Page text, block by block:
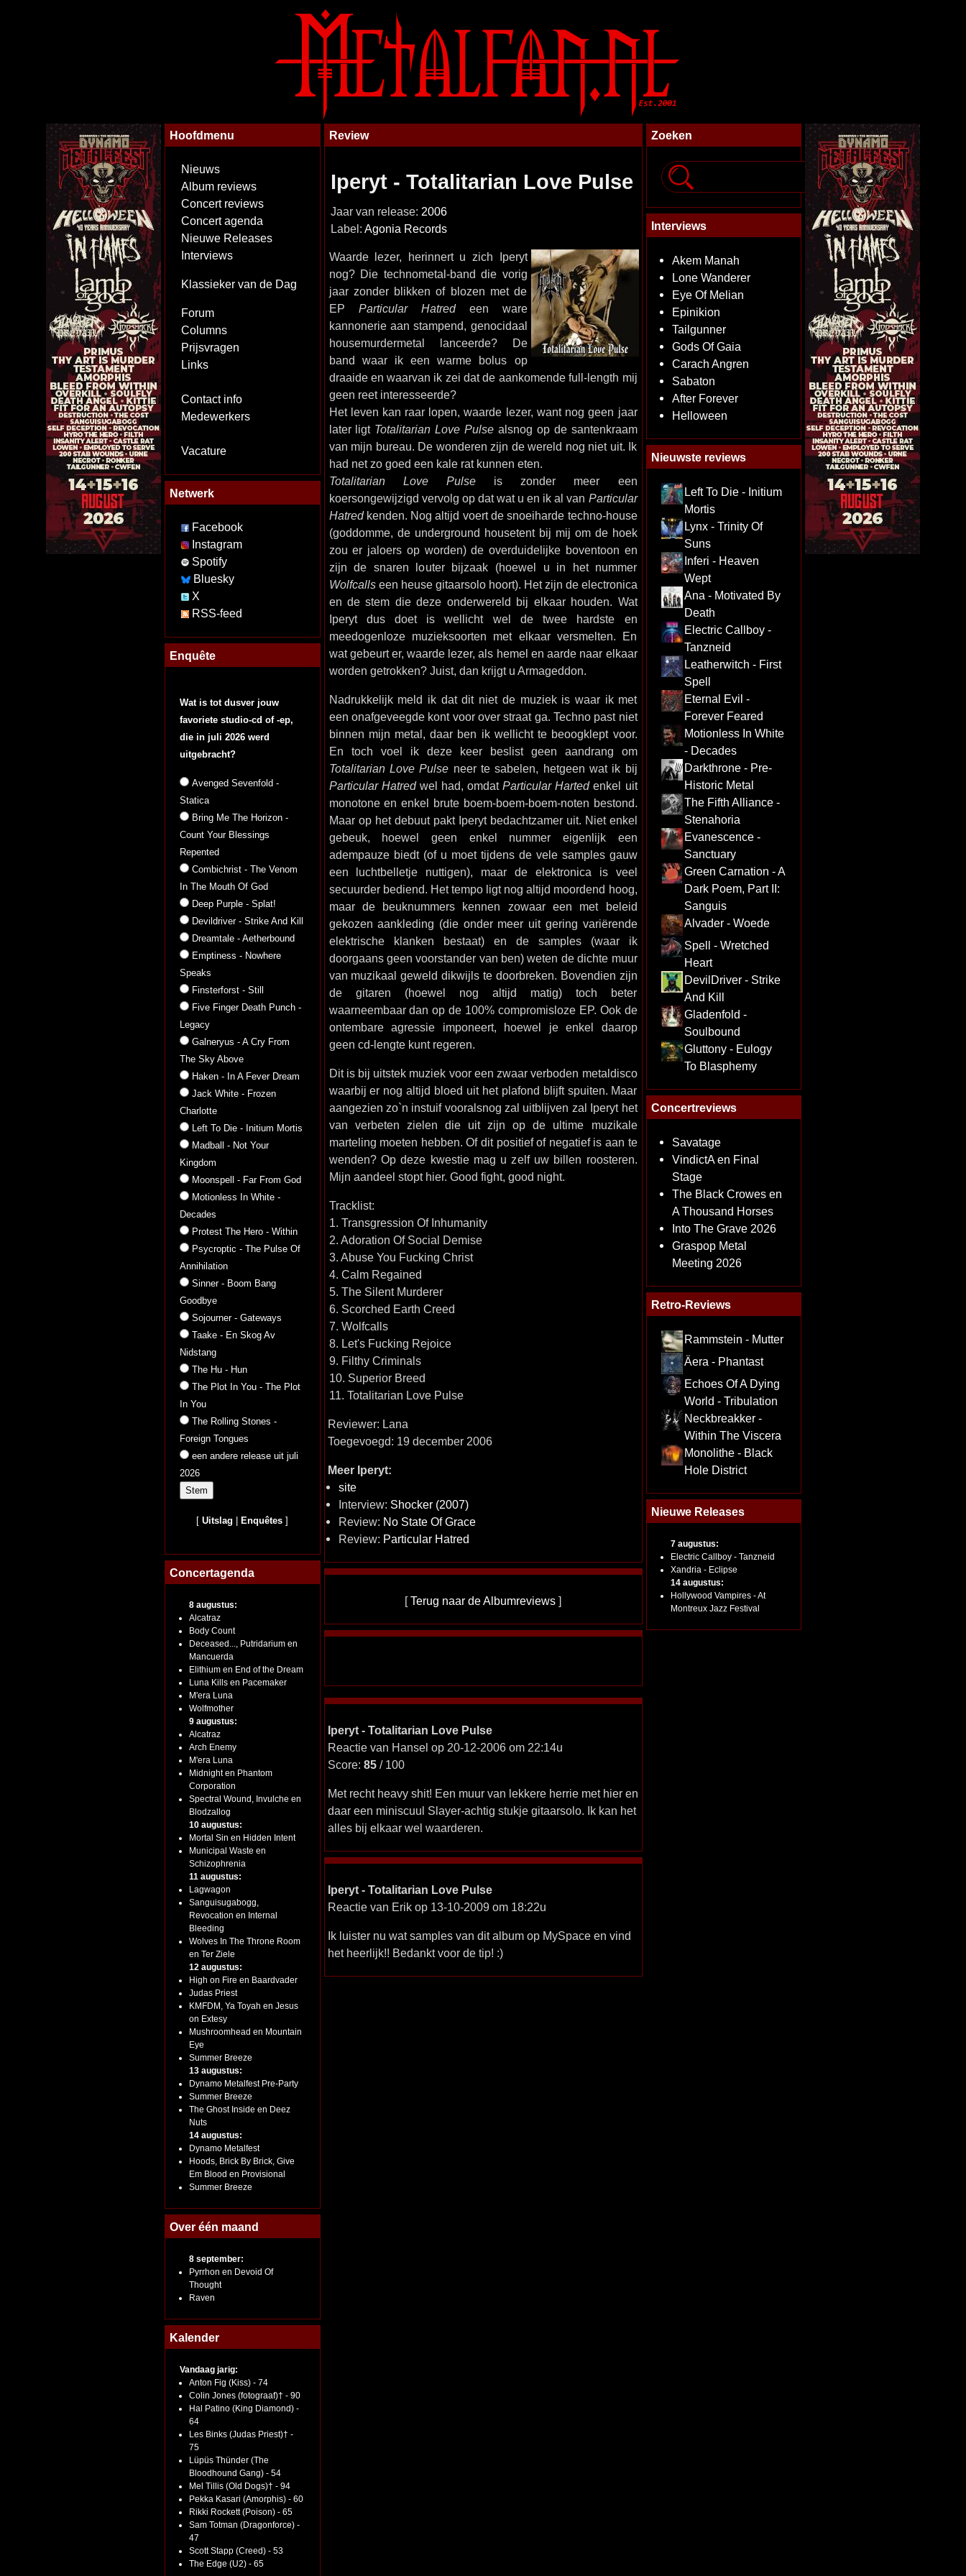
Hoofdmenu
Nieuws
Album reviews
Concert reviews
Concert agenda
Nieuwe Releases
Interviews
Klassieker van de Dag
Forum
Columns
Prijsvragen
Links
Contact info
Medewerkers
Vacature
Netwerk
Facebook
Instagram
Spotify
Bluesky
X
RSS-feed
Enquête
Wat is tot dusver jouw
favoriete studio-cd of -ep,
die in juli 2026 werd
uitgebracht?
Avenged Sevenfold -
Statica
Bring Me The Horizon -
Count Your Blessings
Repented
Combichrist - The Venom
In The Mouth Of God
Deep Purple - Splat!
Devildriver - Strike And Kill
Dreamtale - Aetherbound
Emptiness - Nowhere
Speaks
Finsterforst - Still
Five Finger Death Punch -
Legacy
Galneryus - A Cry From
The Sky Above
Haken - In A Fever Dream
Jack White - Frozen
Charlotte
Left To Die - Initium Mortis
Madball - Not Your
Kingdom
Moonspell - Far From God
Motionless In White -
Decades
Protest The Hero - Within
Psycroptic - The Pulse Of
Annihilation
Sinner - Boom Bang
Goodbye
Sojourner - Gateways
Taake - En Skog Av
Nidstang
The Hu - Hun
The Plot In You - The Plot
In You
The Rolling Stones -
Foreign Tongues
een andere release uit juli
2026
[Uitslag Enquêtes ]
Concertagenda
8 augustus:
Alcatraz
Body Count
Deceased..., Putridarium en
Mancuerda
Elithium en End of the Dream
Luna Kills en Pacemaker
M'era Luna
Wolfmother
9 augustus:
Alcatraz
Arch Enemy
M'era Luna
Midnight en Phantom
Corporation
Spectral Wound, Invulche en
Blodzallog
10 augustus:
Mortal Sin en Hidden Intent
Municipal Waste en
Schizophrenia
11 augustus:
Lagwagon
Sanguisugabogg,
Revocation en Internal
Bleeding
Wolves In The Throne Room
en Ter Ziele
12 augustus:
High on Fire en Baardvader
Judas Priest
KMFDM, Ya Toyah en Jesus
on Extesy
Mushroomhead en Mountain
Eye
Summer Breeze
13 augustus:
Dynamo Metalfest Pre-Party
Summer Breeze
The Ghost Inside en Deez
Nuts
14 augustus:
Dynamo Metalfest
Hoods, Brick By Brick, Give
Em Blood en Provisional
Summer Breeze
Over één maand
8 september:
Pyrrhon en Devoid Of
Thought
Raven
Kalender
Vandaag jarig:
Anton Fig (Kiss) - 74
Colin Jones (fotograaf)† - 90
Hal Patino (King Diamond) -
64
Les Binks (Judas Priest)† -
75
Lüpüs Thünder (The
Bloodhound Gang) - 54
Mel Tillis (Old Dogs)† - 94
Pekka Kasari (Amorphis) - 60
Rikki Rockett (Poison) - 65
Sam Totman (Dragonforce) -
47
Scott Stapp (Creed) - 53
The Edge (U2) - 65
Review
Iperyt - Totalitarian Love Pulse
Jaar van release: 2006
Label: Agonia Records
Waarde lezer, herinnert u zich Iperyt
nog? Die technometal-band die vorig
jaar zonder blikken of blozen met de
EP Particular Hatredeen ware
kannonerie aan stampend, genocidaal
housemurdermetal lanceerde? De
band waar ik een warme bolus op
draaide en waarvan ik zei dat de aankomende full-length mij
geen reet interesseerde?
Het leven kan raar lopen, waarde lezer, want nog geen jaar
later ligt Totalitarian Love Pulse alsnog op de santenkraam
van mijn bureau. De wonderen zijn de wereld nog niet uit. Ik
had net zo goed een kale rat kunnen eten.
Totalitarian Love Pulseis zonder meer een
koersongewijzigd vervolg op dat wat u en ik al van Particular
Hatredkenden. Nog altijd voert de snoeiharde techno-house
(goddomme, de underground housetent bij mij om de hoek
zou er jaloers op worden) de overduidelijke boventoon en
zijn de snaren louter bijzaak (hoewel u in het nummer
Wolfcallseen heuse gitaarsolo hoort). Het zijn de electronica
en de stem die deze onderwereld bij elkaar houden. Wat
Iperyt dus doet is wellicht wel de twee hardste en
meedogenloze muzieksoorten met elkaar versmelten. En
wat gebeurt er, waarde lezer, als hemel en aarde naar elkaar
worden getrokken? Juist, dan krijgt u Armageddon.
Nadrukkelijk meld ik dat dit niet de muziek is waar ik met
een onafgeveegde kont voor over straat ga. Techno past niet
binnen mijn metal, daar ben ik wellicht te beoogklept voor.
En toch voel ik deze keer beslist geen aandrang om
Totalitarian Love Pulse neer te sabelen, hetgeen wat ik bij
Particular Hatredwel had, omdatParticular Hartedenkel uit
monotone en enkel brute boem-boem-boem-noten bestond.
Maar op het debuut pakt Iperyt bedachtzamer uit. Niet enkel
gebeuk, hoewel geen enkel nummer eigenlijk een
adempauze biedt (of u moet tijdens de vele samples gauw
een luchtbelletje nuttigen), maar de elektronica is veel
secuurder bediend. Het tempo ligt nog altijd moordend hoog,
maar de beuknummers kennen zowaar een met beleid
gekozen aankleding (die onder meer uit gering variërende
elektrische klanken bestaat) en de samples (waar ik
doorgaans geen voorstander van ben) weten de dichte muur
van muzikaal geweld dikwijls te doorbreken. Bovendien zijn
de gitaren (hoewel nog altijd matig) toch beter
waarneembaar dan op de 100% compromisloze EP. Ook de
ontembare agressie imponeert, hoewel je enkel daarop
geen cd-lengte kunt regeren.
Dit is bij uitstek muziek voor een zwaar verboden metaldisco
waarbij er nog altijd bloed uit het plafond blijft spuiten. Maar
aangezien zo`n instuif vooralsnog zal uitblijven zal Iperyt het
van verbeten zielen die uit zijn op de ultime muzikale
marteling moeten hebben. Of dit positief of negatief is aan te
wenden? Op deze kwestie mag u zelf uw billen roosteren.
Mijn aandeel stopt hier. Good fight, good night.
Tracklist:
1. Transgression Of Inhumanity
2. Adoration Of Social Demise
3. Abuse You Fucking Christ
4. Calm Regained
5. The Silent Murderer
6. Scorched Earth Creed
7. Wolfcalls
8. Let's Fucking Rejoice
9. Filthy Criminals
10. Superior Breed
11. Totalitarian Love Pulse
Reviewer: Lana
Toegevoegd: 19 december 2006
Meer Iperyt:
site
Interview: Shocker (2007)
Review: No State Of Grace
Review: Particular Hatred
[Terug naar de Albumreviews ]
Iperyt - Totalitarian Love Pulse
Reactie van Hansel op 20-12-2006 om 22:14u
Score: 85/ 100
Met recht heavy shit! Een muur van lekkere herrie met hier en
daar een miniscuul Slayer-achtig stukje gitaarsolo. Ik kan het
alles bij elkaar wel waarderen.
Iperyt - Totalitarian Love Pulse
Reactie van Erik op 13-10-2009 om 18:22u
Ik luister nu wat samples van dit album op MySpace en vind
het heerlijk!! Bedankt voor de tip! :)
Zoeken
Interviews
Akem Manah
Lone Wanderer
Eye Of Melian
Epinikion
Tailgunner
Gods Of Gaia
Carach Angren
Sabaton
After Forever
Helloween
Nieuwste reviews
Left To Die - Initium
Mortis
Lynx - Trinity Of
Suns
Inferi - Heaven
Wept
Ana - Motivated By
Death
Electric Callboy -
Tanzneid
Leatherwitch - First
Spell
Eternal Evil -
Forever Feared
Motionless In White
- Decades
Darkthrone - Pre-
Historic Metal
The Fifth Alliance -
Stenahoria
Evanescence -
Sanctuary
Green Carnation - A
Dark Poem, Part II:
Sanguis
Alvader - Woede
Spell - Wretched
Heart
DevilDriver - Strike
And Kill
Gladenfold -
Soulbound
Gluttony - Eulogy
To Blasphemy
Concertreviews
Savatage
VindictA en Final
Stage
The Black Crowes en
A Thousand Horses
Into The Grave 2026
Graspop Metal
Meeting 2026
Retro-Reviews
Rammstein - Mutter
Äera - Phantast
Echoes Of A Dying
World - Tribulation
Neckbreakker -
Within The Viscera
Monolithe - Black
Hole District
Nieuwe Releases
7 augustus:
Electric Callboy - Tanzneid
Xandria - Eclipse
14 augustus:
Hollywood Vampires - At
Montreux Jazz Festival